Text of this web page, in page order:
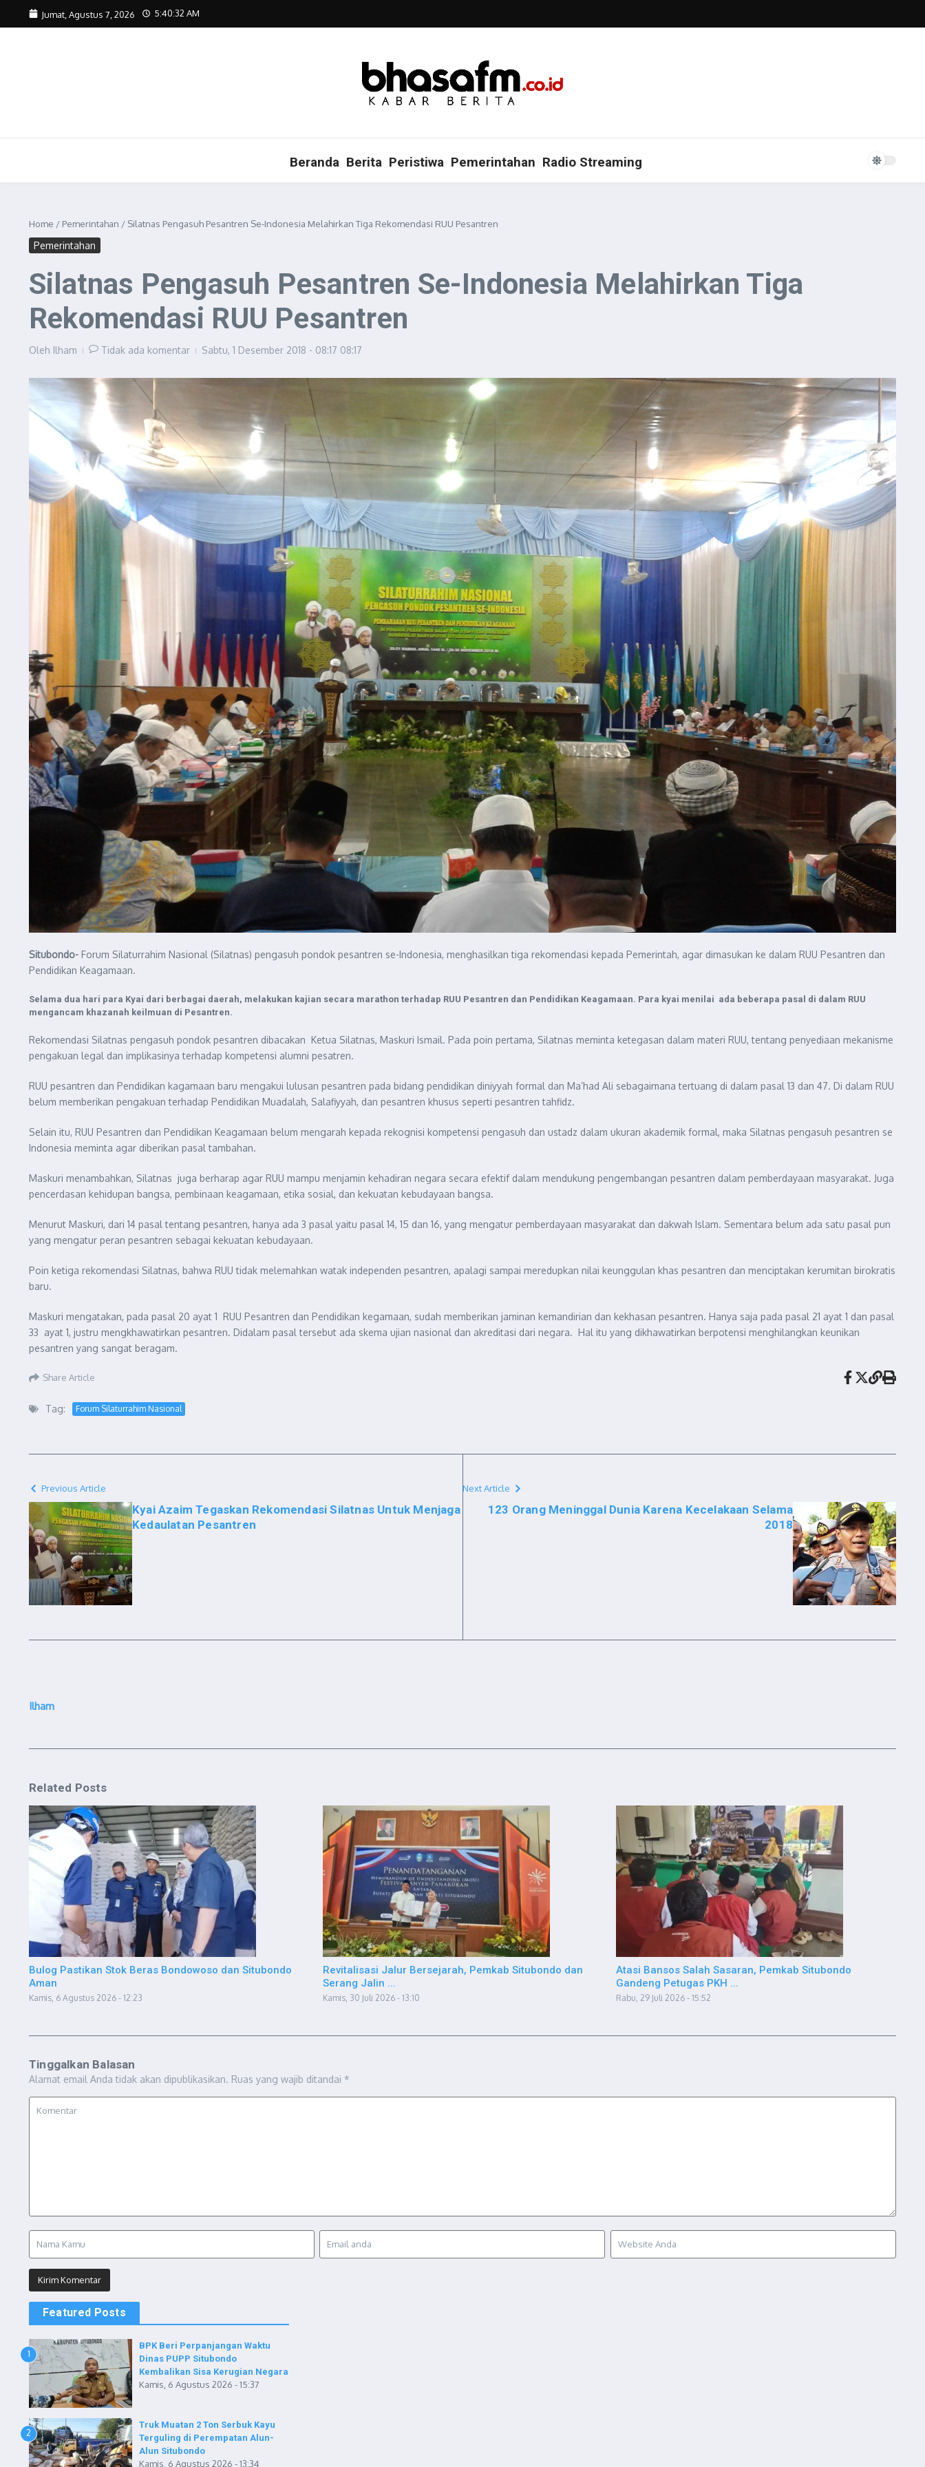
Lewati ke konten
Jumat, Agustus 7, 2026 5:40:34 AM
Beranda Berita Peristiwa Pemerintahan Radio Streaming
Home / Pemerintahan / Silatnas Pengasuh Pesantren Se-Indonesia Melahirkan Tiga Rekomendasi RUU Pesantren
Pemerintahan
Silatnas Pengasuh Pesantren Se-Indonesia Melahirkan Tiga
Rekomendasi RUU Pesantren
Oleh Ilham Tidak ada komentar Sabtu, 1 Desember 2018 - 08:17 08:17
Situbondo- Forum Silaturrahim Nasional (Silatnas) pengasuh pondok pesantren se-Indonesia, menghasilkan tiga rekomendasi kepada Pemerintah, agar dimasukan ke dalam RUU Pesantren dan
Pendidikan Keagamaan.
Selama dua hari para Kyai dari berbagai daerah, melakukan kajian secara marathon terhadap RUU Pesantren dan Pendidikan Keagamaan. Para kyai menilai ada beberapa pasal di dalam RUU
mengancam khazanah keilmuan di Pesantren.
Rekomendasi Silatnas pengasuh pondok pesantren dibacakan Ketua Silatnas, Maskuri Ismail. Pada poin pertama, Silatnas meminta ketegasan dalam materi RUU, tentang penyediaan mekanisme
pengakuan legal dan implikasinya terhadap kompetensi alumni pesatren.
RUU pesantren dan Pendidikan kagamaan baru mengakui lulusan pesantren pada bidang pendidikan diniyyah formal dan Ma’had Ali sebagaimana tertuang di dalam pasal 13 dan 47. Di dalam RUU
belum memberikan pengakuan terhadap Pendidikan Muadalah, Salafiyyah, dan pesantren khusus seperti pesantren tahfidz.
Selain itu, RUU Pesantren dan Pendidikan Keagamaan belum mengarah kepada rekognisi kompetensi pengasuh dan ustadz dalam ukuran akademik formal, maka Silatnas pengasuh pesantren se
Indonesia meminta agar diberikan pasal tambahan.
Maskuri menambahkan, Silatnas juga berharap agar RUU mampu menjamin kehadiran negara secara efektif dalam mendukung pengembangan pesantren dalam pemberdayaan masyarakat. Juga
pencerdasan kehidupan bangsa, pembinaan keagamaan, etika sosial, dan kekuatan kebudayaan bangsa.
Menurut Maskuri, dari 14 pasal tentang pesantren, hanya ada 3 pasal yaitu pasal 14, 15 dan 16, yang mengatur pemberdayaan masyarakat dan dakwah Islam. Sementara belum ada satu pasal pun
yang mengatur peran pesantren sebagai kekuatan kebudayaan.
Poin ketiga rekomendasi Silatnas, bahwa RUU tidak melemahkan watak independen pesantren, apalagi sampai meredupkan nilai keunggulan khas pesantren dan menciptakan kerumitan birokratis
baru.
Maskuri mengatakan, pada pasal 20 ayat 1 RUU Pesantren dan Pendidikan kegamaan, sudah memberikan jaminan kemandirian dan kekhasan pesantren. Hanya saja pada pasal 21 ayat 1 dan pasal
33 ayat 1, justru mengkhawatirkan pesantren. Didalam pasal tersebut ada skema ujian nasional dan akreditasi dari negara. Hal itu yang dikhawatirkan berpotensi menghilangkan keunikan
pesantren yang sangat beragam.
Share Article
Tag: Forum Silaturrahim Nasional
Previous Article
Kyai Azaim Tegaskan Rekomendasi Silatnas Untuk Menjaga
Kedaulatan Pesantren
Next Article
123 Orang Meninggal Dunia Karena Kecelakaan Selama
2018
Ilham
Related Posts
Bulog Pastikan Stok Beras Bondowoso dan Situbondo
Aman
Kamis, 6 Agustus 2026 - 12:23
Revitalisasi Jalur Bersejarah, Pemkab Situbondo dan
Serang Jalin ...
Kamis, 30 Juli 2026 - 13:10
Atasi Bansos Salah Sasaran, Pemkab Situbondo
Gandeng Petugas PKH ...
Rabu, 29 Juli 2026 - 15:52
Tinggalkan Balasan
Alamat email Anda tidak akan dipublikasikan. Ruas yang wajib ditandai *
Featured Posts
1
BPK Beri Perpanjangan Waktu
Dinas PUPP Situbondo
Kembalikan Sisa Kerugian Negara
Kamis, 6 Agustus 2026 - 15:37
2
Truk Muatan 2 Ton Serbuk Kayu
Terguling di Perempatan Alun-
Alun Situbondo
Kamis, 6 Agustus 2026 - 13:34